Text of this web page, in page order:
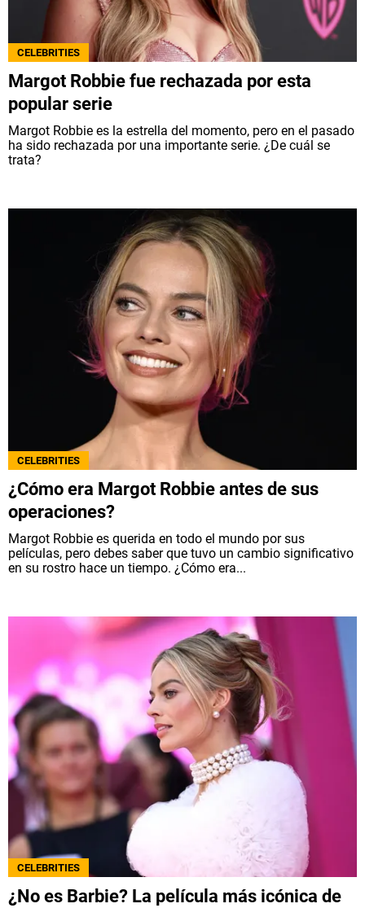
CELEBRITIES
Margot Robbie fue rechazada por esta
popular serie
Margot Robbie es la estrella del momento, pero en el pasado
ha sido rechazada por una importante serie. ¿De cuál se
trata?
CELEBRITIES
¿Cómo era Margot Robbie antes de sus
operaciones?
Margot Robbie es querida en todo el mundo por sus
películas, pero debes saber que tuvo un cambio significativo
en su rostro hace un tiempo. ¿Cómo era...
CELEBRITIES
¿No es Barbie? La película más icónica de